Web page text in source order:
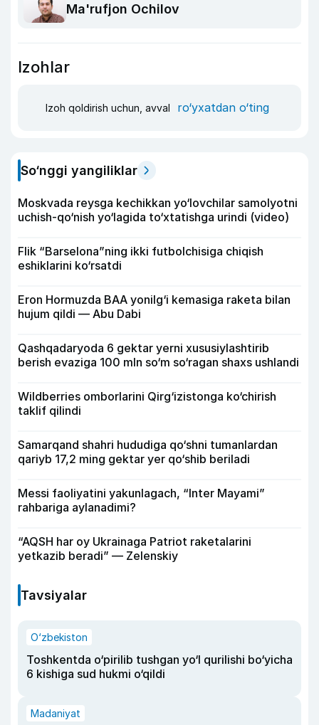
Ma'rufjon Ochilov
Izohlar
Izoh qoldirish uchun, avval ro‘yxatdan o‘ting
So‘nggi yangiliklar
Moskvada reysga kechikkan yo‘lovchilar samolyotni
uchish-qo‘nish yo‘lagida to‘xtatishga urindi (video)
Flik “Barselona”ning ikki futbolchisiga chiqish
eshiklarini ko‘rsatdi
Eron Hormuzda BAA yonilg‘i kemasiga raketa bilan
hujum qildi — Abu Dabi
Qashqadaryoda 6 gektar yerni xususiylashtirib
berish evaziga 100 mln so‘m so‘ragan shaxs ushlandi
Wildberries omborlarini Qirg‘izistonga ko‘chirish
taklif qilindi
Samarqand shahri hududiga qo‘shni tumanlardan
qariyb 17,2 ming gektar yer qo‘shib beriladi
Messi faoliyatini yakunlagach, “Inter Mayami”
rahbariga aylanadimi?
“AQSH har oy Ukrainaga Patriot raketalarini
yetkazib beradi” — Zelenskiy
Tavsiyalar
O‘zbekiston
Toshkentda o‘pirilib tushgan yo‘l qurilishi bo‘yicha
6 kishiga sud hukmi o‘qildi
Madaniyat